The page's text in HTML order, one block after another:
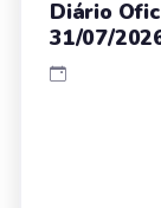
Diário
31/07/